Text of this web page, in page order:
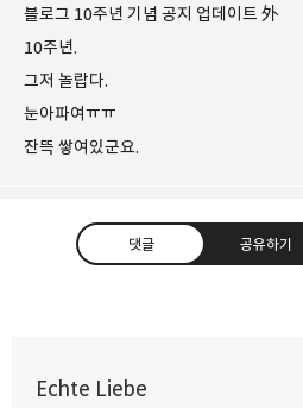
블로그 10주년 기념 공지 업데이트 外
10주년.
그저 놀랍다.
눈아파여ㅠㅠ
잔뜩 쌓여있군요.
댓글 공유하기
Echte Liebe
2025.12.25